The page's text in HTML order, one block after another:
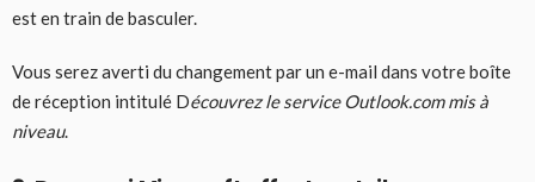
est en train de basculer.
Vous serez averti du changement par un e-mail dans votre boîte
de réception intitulé Découvrez le service Outlook.com mis à
niveau.